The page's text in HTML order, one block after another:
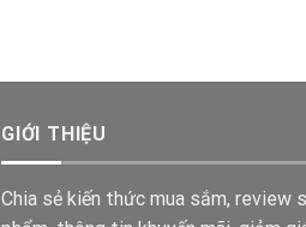
GIỚI THIỆU
Chia sẻ kiến thức mua sắm, review